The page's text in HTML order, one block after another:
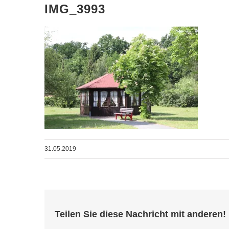
IMG_3993
31.05.2019
Teilen Sie diese Nachricht mit anderen!